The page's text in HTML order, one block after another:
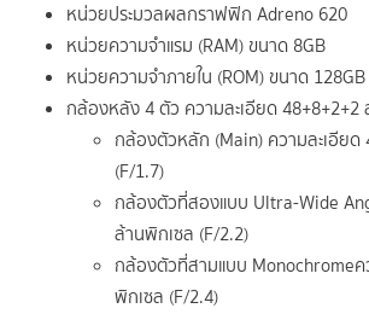
หน่วยประมวลผลกราฟฟิก Adreno 620
หน่วยความจำแรม (RAM) ขนาด 8GB
หน่วยความจำภายใน (ROM) ขนาด 128GB
กล้องหลัง 4 ตัว ความละเอียด 48+8+2+2
กล้องตัวหลัก (Main) ความละเอียด
(F/1.7)
กล้องตัวที่สองแบบ Ultra-Wide
ล้านพิกเซล (F/2.2)
กล้องตัวที่สามแบบ Monochromeค
พิกเซล (F/2.4)